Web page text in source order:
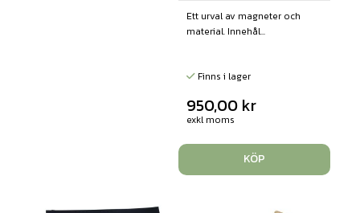
Ett urval av magneter och
material. Innehål...
Finns i lager
950,00 kr
exkl moms
KÖP